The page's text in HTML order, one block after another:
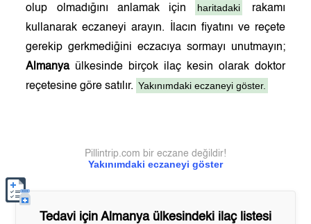
olup olmadığını anlamak için
haritadaki
rakamı
kullanarak eczaneyi arayın. İlacın fiyatını ve reçete
gerekip gerkmediğini eczacıya sormayı unutmayın;
Almanyaülkesinde birçok ilaç kesin olarak doktor
reçetesine göre satılır. Yakınımdaki eczaneyi göster.
Yakınımdaki eczaneyi göster
Pillintrip.com bir eczane değildir!
Tedavi için Almanyaülkesindeki ilaç listesi